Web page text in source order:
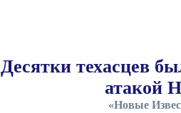
Десятки техасцев
атакой
«Новые